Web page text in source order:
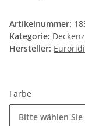
Artikelnummer:
Kategorie:
Hersteller:
Farbe
Bitte wählen